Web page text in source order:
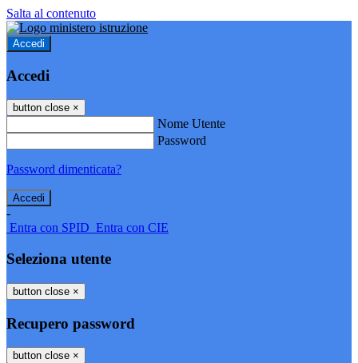
Salta al contenuto
Accedi
Accedi
button close ×
Nome Utente
Password
Password dimenticata?
-
Entra con SPID Entra con CIE
Seleziona utente
button close ×
Recupero password
button close ×